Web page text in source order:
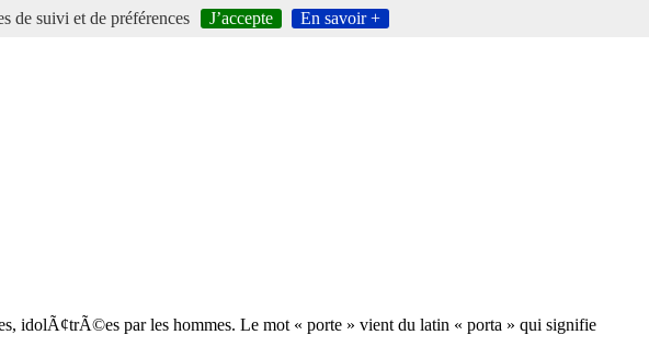
de suivi et de préférences J’accepte En savoir +
idolÃ¢trÃ©es par les hommes. Le mot « porte » vient du latin « porta » qui signifie